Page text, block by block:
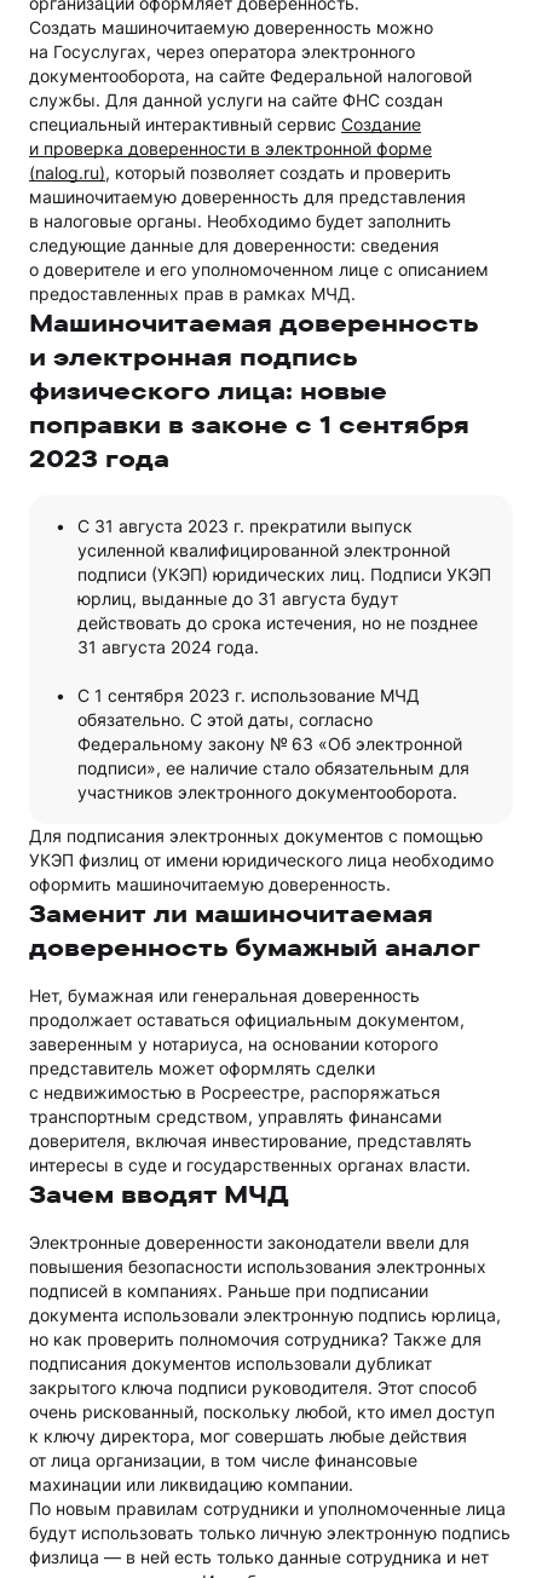
Создать машиночитаемую доверенность можно
на Госуслугах, через оператора электронного
документооборота, на сайте Федеральной налоговой
службы. Для данной услуги на сайте ФНС создан
специальный интерактивный сервис Создание
и проверка доверенности в электронной форме
(nalog.ru), который позволяет создать и проверить
машиночитаемую доверенность для представления
в налоговые органы. Необходимо будет заполнить
следующие данные для доверенности: сведения
о доверителе и его уполномоченном лице с описанием
предоставленных прав в рамках МЧД.
Машиночитаемая доверенность
и электронная подпись
физического лица: новые
поправки в законе с 1 сентября
2023 года
С 31 августа 2023 г. прекратили выпуск
усиленной квалифицированной электронной
подписи (УКЭП) юридических лиц. Подписи УКЭП
юрлиц, выданные до 31 августа будут
действовать до срока истечения, но не позднее
31 августа 2024 года.
С 1 сентября 2023 г. использование МЧД
обязательно. С этой даты, согласно
Федеральному закону № 63 «Об электронной
подписи», ее наличие стало обязательным для
участников электронного документооборота.
Для подписания электронных документов с помощью
УКЭП физлиц от имени юридического лица необходимо
оформить машиночитаемую доверенность.
Заменит ли машиночитаемая
доверенность бумажный аналог
Нет, бумажная или генеральная доверенность
продолжает оставаться официальным документом,
заверенным у нотариуса, на основании которого
представитель может оформлять сделки
с недвижимостью в Росреестре, распоряжаться
транспортным средством, управлять финансами
доверителя, включая инвестирование, представлять
интересы в суде и государственных органах власти.
Зачем вводят МЧД
Электронные доверенности законодатели ввели для
повышения безопасности использования электронных
подписей в компаниях. Раньше при подписании
документа использовали электронную подпись юрлица,
но как проверить полномочия сотрудника? Также для
подписания документов использовали дубликат
закрытого ключа подписи руководителя. Этот способ
очень рискованный, поскольку любой, кто имел доступ
к ключу директора, мог совершать любые действия
от лица организации, в том числе финансовые
махинации или ликвидацию компании.
По новым правилам сотрудники и уполномоченные лица
будут использовать только личную электронную подпись
физлица — в ней есть только данные сотрудника и нет